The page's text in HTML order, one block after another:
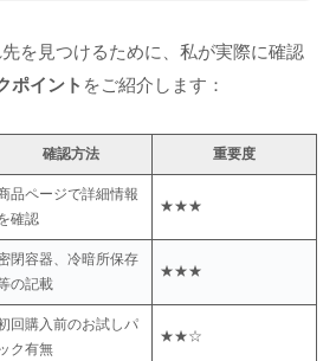
を見つけるために、私が実際に確認
ポイント をご紹介します：
確認方法 重要度
品ページで詳細情報
確認
★★★
閉容器、冷暗所保存
の記載
★★★
回購入前のお試しパ
ック有無
★★☆